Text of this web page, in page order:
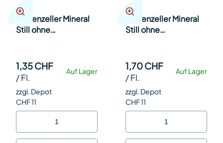
Appenzeller Mineral
Still ohne
Auf Lager
1,35 CHF
/Fl.
zzgl. Depot
CHF 11
Appenzeller Mineral
Still ohne
Auf Lager
1,70 CHF
/Fl.
zzgl. Depot
CHF 11